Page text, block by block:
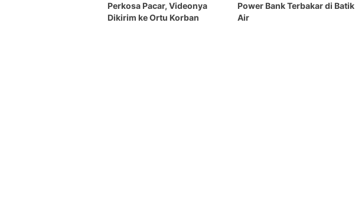
Perkosa Pacar, Videonya
Dikirim ke Ortu Korban
Power Bank Terbakar di Batik
Air